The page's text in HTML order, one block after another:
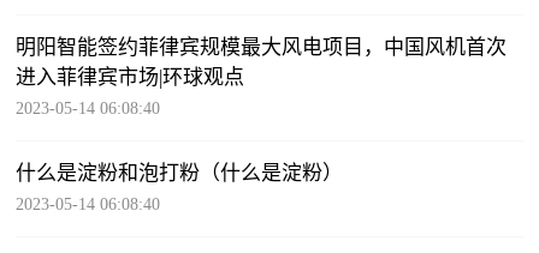
明阳智能签约菲律宾规模最大风电项目，中国风机首次
进入菲律宾市场|环球观点
2023-05-14 06:08:40
什么是淀粉和泡打粉（什么是淀粉）
2023-05-14 06:08:40